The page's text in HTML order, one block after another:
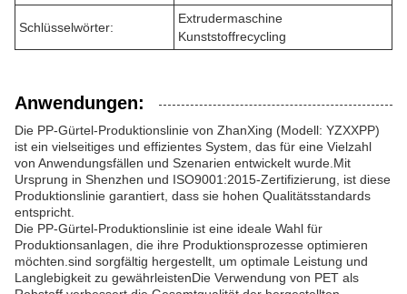
Schlüsselwörter:
Extrudermaschine
Kunststoffrecycling
Anwendungen:
Die PP-Gürtel-Produktionslinie von ZhanXing (Modell: YZXXPP)
ist ein vielseitiges und effizientes System, das für eine Vielzahl
von Anwendungsfällen und Szenarien entwickelt wurde.Mit
Ursprung in Shenzhen und ISO9001:2015-Zertifizierung, ist diese
Produktionslinie garantiert, dass sie hohen Qualitätsstandards
entspricht.
Die PP-Gürtel-Produktionslinie ist eine ideale Wahl für
Produktionsanlagen, die ihre Produktionsprozesse optimieren
möchten.sind sorgfältig hergestellt, um optimale Leistung und
Langlebigkeit zu gewährleistenDie Verwendung von PET als